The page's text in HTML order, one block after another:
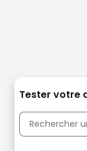
Tester votre